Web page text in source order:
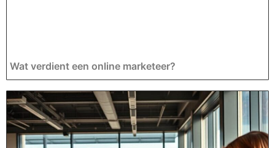
Wat verdient een online marketeer?